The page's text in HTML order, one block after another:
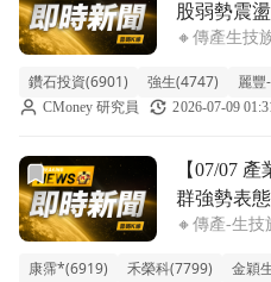
股弱勢震
🔸傳產生技
指數下挫
括漢達、共
鑽石投資(6901) 強生(4747) 麗豐
CMoney 研究員 2026-07-09
前往【07/07 產業即時新聞
【07/07
群強勢表
類股衝高
🔸傳產-生
2.54%，盤
康霈*(6919) 禾榮科(7799) 金穎